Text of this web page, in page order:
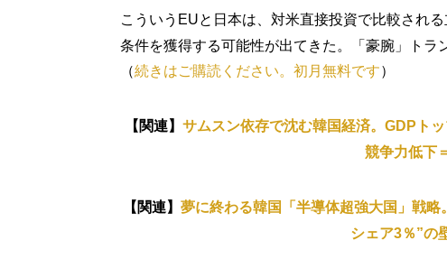
こういうEUと日本は、対米直接投資で比較され
条件を獲得する可能性が出てきた。「豪腕」トラ
（続きはご購読ください。初月無料です）
【関連】 サムスン依存で沈む韓国経済。GDPト
競争力低下
【関連】 夢に終わる韓国「半導体超強大国」戦
シェア3％”の